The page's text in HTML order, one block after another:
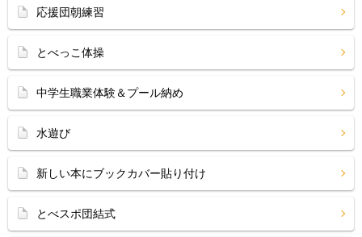
応援団朝練習
とべっこ体操
中学生職業体験＆プール納め
水遊び
新しい本にブックカバー貼り付け
とべスポ団結式